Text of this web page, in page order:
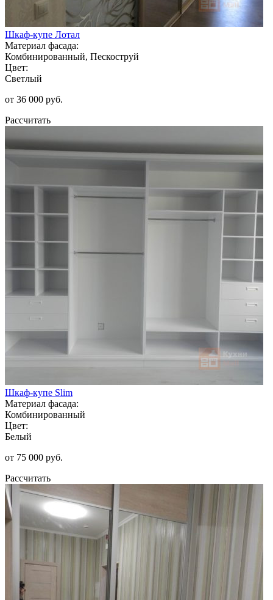
Шкаф-купе Лотал
Материал фасада:
Комбинированный, Пескоструй
Цвет:
Светлый
от 36 000 руб.
Рассчитать
Шкаф-купе Slim
Материал фасада:
Комбинированный
Цвет:
Белый
от 75 000 руб.
Рассчитать